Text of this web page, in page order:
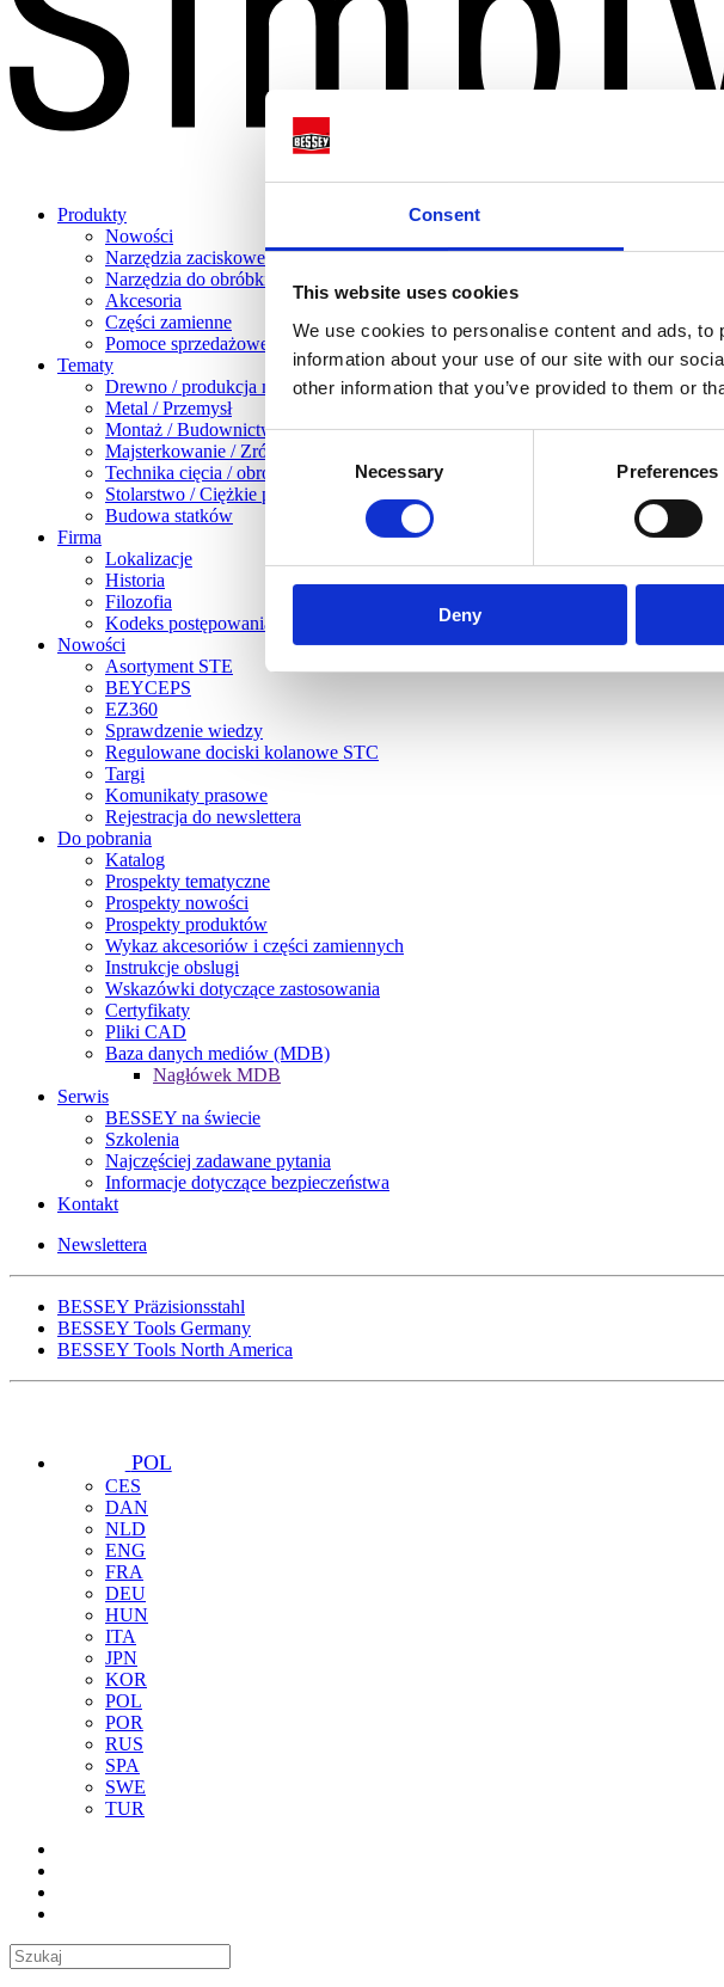
Consent
This website uses cookies
We use cookies to personalise content and ads,
information about your use of our site with our
other information that you’ve provided to them or
Consent
Selection
Necessary Preferences
Deny
Produkty
Nowości
Narzędzia zaciskowe
Narzędzia do obróbki
Akcesoria
Części zamienne
Pomoce sprzedażowe
Tematy
Drewno / produkcja mebli
Metal / Przemysł
Montaż / Budownictwo suche
Majsterkowanie / Zrób to sam
Technika cięcia / obróbka blachy
Stolarstwo / Ciężkie prace związane z obróbką drewna
Budowa statków
Firma
Lokalizacje
Historia
Filozofia
Kodeks postępowania
Nowości
Asortyment STE
BEYCEPS
EZ360
Sprawdzenie wiedzy
Regulowane dociski kolanowe STC
Targi
Komunikaty prasowe
Rejestracja do newslettera
Do pobrania
Katalog
Prospekty tematyczne
Prospekty nowości
Prospekty produktów
Wykaz akcesoriów i części zamiennych
Instrukcje obslugi
Wskazówki dotyczące zastosowania
Certyfikaty
Pliki CAD
Baza danych mediów (MDB)
Nagłówek MDB
Serwis
BESSEY na świecie
Szkolenia
Najczęściej zadawane pytania
Informacje dotyczące bezpieczeństwa
Kontakt
Newslettera
BESSEY Präzisionsstahl
BESSEY Tools Germany
BESSEY Tools North America
POL
CES
DAN
NLD
ENG
FRA
DEU
HUN
ITA
JPN
KOR
POL
POR
RUS
SPA
SWE
TUR